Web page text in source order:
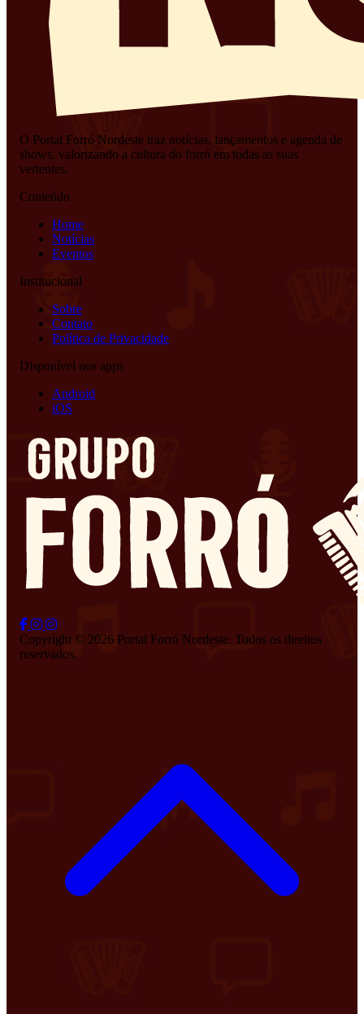
O Portal Forró Nordeste traz notícias, lançamentos e agenda de
shows, valorizando a cultura do forró em todas as suas
vertentes.
Conteúdo
Home
Notícias
Eventos
Institucional
Sobre
Contato
Política de Privacidade
Disponível nos apps
Android
iOS
Copyright © 2026 Portal Forró Nordeste. Todos os direitos
reservados.